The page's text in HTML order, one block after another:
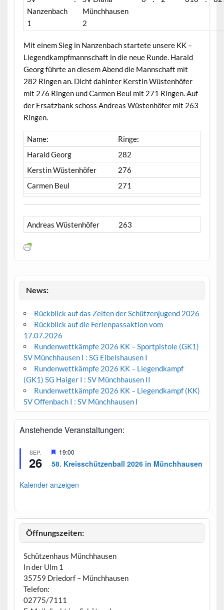
Nanzenbach
1
Münchhausen
2
Mit einem Sieg in Nanzenbach startete unsere KK –
Liegendkampfmannschaft in die neue Runde. Harald
Georg führte an diesem Abend die Mannschaft mit
282 Ringen an. Dicht dahinter Kerstin Wüstenhöfer
mit 276 Ringen und Carmen Beul mit 271 Ringen. Auf
der Ersatzbank schoss Andreas Wüstenhöfer mit 263
Ringen.
Name:
Ringe:
Harald Georg
282
Kerstin Wüstenhöfer
276
Carmen Beul
271
Andreas Wüstenhöfer 263
News:
Rückblick auf das Zelten der Schützenjugend 2026
Rückblick auf die Ferienpassaktion vom
17.07.2026
Rundenwettkämpfe 2026 KK – Sportpistole (GK1)
SV Münchhausen I : SG Eibelshausen I
Rundenwettkämpfe 2026 KK – Liegendkampf
(GK1) SG Haiger I : SV Münchhausen II
Rundenwettkämpfe 2026 KK – Liegendkampf (KK)
SV Offenbach I : SV Münchhausen I
Anstehende Veranstaltungen:
SEP.
26
H
r
o
o
b
19:00
58. Kreisschützenball 2026 in Münchhausen
Kalender anzeigen
Öffnungszeiten:
Schützenhaus Münchhausen
In der Ulm 1
35759 Driedorf – Münchhausen
Telefon:
02775/7111